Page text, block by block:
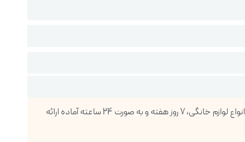
فروشگاه اینترنتی دیجی پویا، بزرگترین واردکننده انواع گوشی موبایل، تبلت، ساعت هوشمند، لوازم صوتی و تصویری و انواع لوازم خانگی، 7 روز هفته و به صورت 24 ساعته آماده ارائه